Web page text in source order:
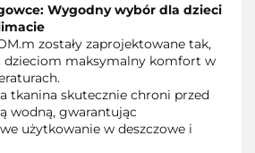
Wygodny wybór dla dzieci
zostały zaprojektowane tak,
dzieciom maksymalny komfort w
tkanina skutecznie chroni przed
wodną, gwarantując
użytkowanie w deszczowe i